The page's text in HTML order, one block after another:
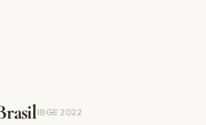
IBGE 2022